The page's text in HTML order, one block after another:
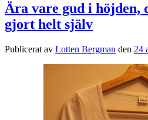
Ära vare gud i höjden,
gjort helt själv
Publicerat av Lotten Bergman den 24